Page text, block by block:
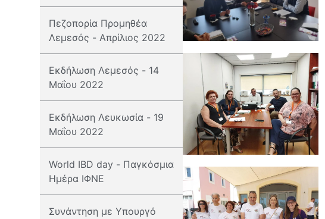
Πεζοπορία Προμηθέα
Λεμεσός - Απρίλιος 2022
Εκδήλωση Λεμεσός - 14
Μαΐου 2022
Εκδήλωση Λευκωσία - 19
Μαΐου 2022
World IBD day - Παγκόσμια
Ημέρα ΙΦΝΕ
Συνάντηση με Υπουργό